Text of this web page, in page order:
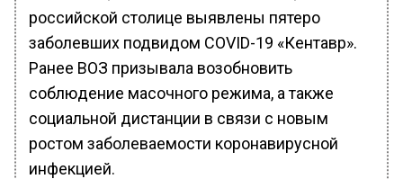
российской столице выявлены пятеро
заболевших подвидом COVID-19 «Кентавр».
Ранее ВОЗ призывала возобновить
соблюдение масочного режима, а также
социальной дистанции в связи с новым
ростом заболеваемости коронавирусной
инфекцией.